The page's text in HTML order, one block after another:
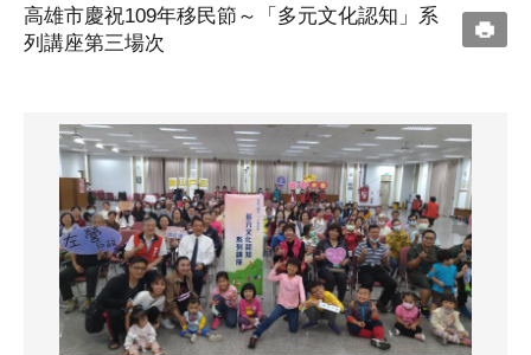
高雄市慶祝109年移民節～「多元文化認知」系
列講座第三場次